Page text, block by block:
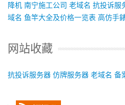
降机 南宁施工公司 老域名 抗投诉服
域名 鱼竿大全及价格一览表 高仿手
网站收藏
抗投诉服务器 仿牌服务器 老域名 备